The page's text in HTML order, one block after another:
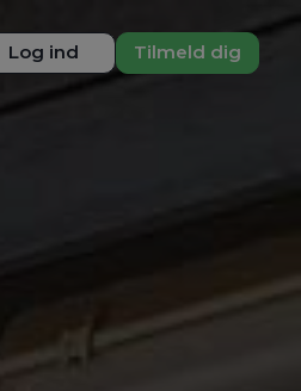
Log ind Tilmeld dig